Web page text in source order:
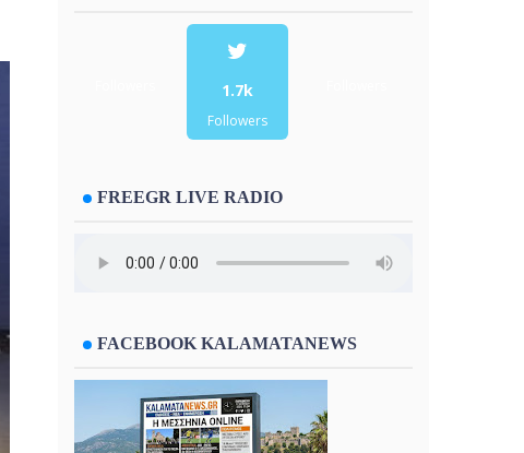
1.7k
Followers
FREEGR LIVE RADIO
FACEBOOK KALAMATANEWS